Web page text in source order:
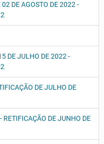
DE AGOSTO DE 2022 -
DE JULHO DE 2022 -
DE JULHO DE
DE JUNHO DE